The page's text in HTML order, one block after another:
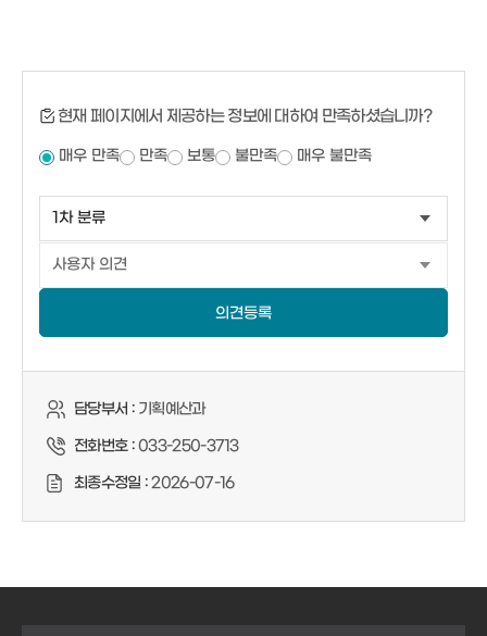
현재 페이지에서 제공하는 정보에 대하여 만족하셨습니까?
매우 만족 만족 보통 불만족 매우 불만족
의견등록
담당부서 :기획예산과
전화번호 :033-250-3713
최종수정일 :2026-07-16